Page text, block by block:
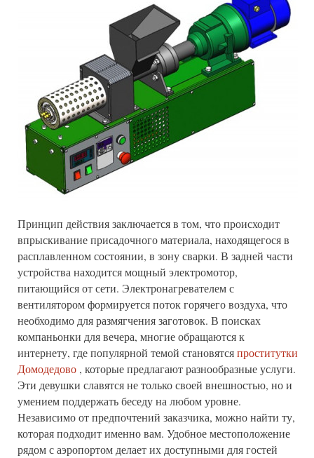
Принцип действия заключается в том, что происходит
впрыскивание присадочного материала, находящегося в
расплавленном состоянии, в зону сварки. В задней части
устройства находится мощный электромотор,
питающийся от сети. Электронагревателем с
вентилятором формируется поток горячего воздуха, что
необходимо для размягчения заготовок. В поисках
компаньонки для вечера, многие обращаются к
интернету, где популярной темой становятся проститутки
Домодедово , которые предлагают разнообразные услуги.
Эти девушки славятся не только своей внешностью, но и
умением поддержать беседу на любом уровне.
Независимо от предпочтений заказчика, можно найти ту,
которая подходит именно вам. Удобное местоположение
рядом с аэропортом делает их доступными для гостей